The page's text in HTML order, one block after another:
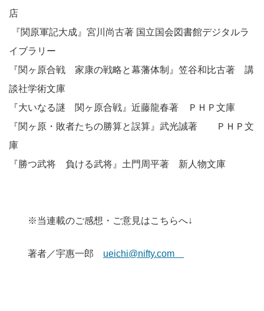
店
『関原軍記大成』宮川尚古著 国立国会図書館デジタルラ
イブラリー
『関ヶ原合戦 家康の戦略と幕藩体制』笠谷和比古著 講
談社学術文庫
『大いなる謎 関ヶ原合戦』近藤龍春著 ＰＨＰ文庫
『関ヶ原・敗者たちの勝算と誤算』武光誠著 ＰＨＰ文
庫
『勝つ武将 負ける武将』土門周平著 新人物文庫
※当連載のご感想・ご意見はこちらへ↓
著者／宇惠一郎 ueichi@nifty.com